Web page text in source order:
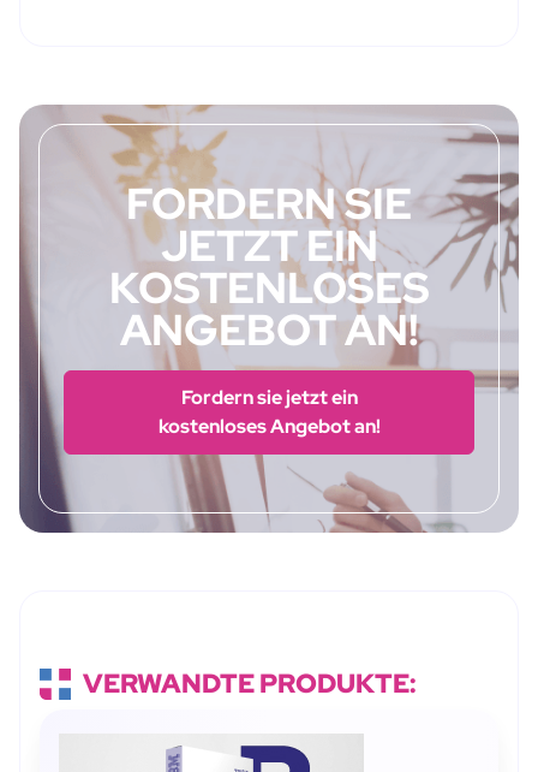
FORDERN SIE
JETZT EIN
KOSTENLOSES
ANGEBOT AN!
Fordern sie jetzt ein
kostenloses Angebot an!
VERWANDTE PRODUKTE: